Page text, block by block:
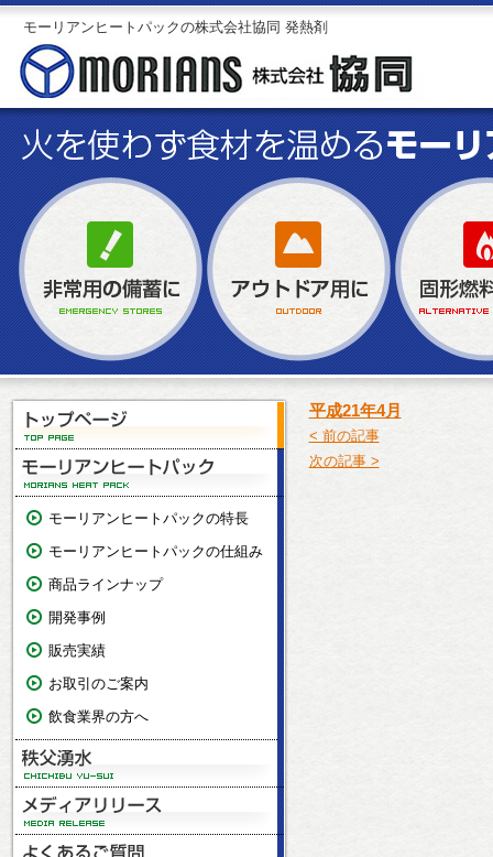
モーリアンヒートパックの株式会社協同 発熱剤
モーリアンヒートパックの特長
モーリアンヒートパックの仕組み
商品ラインナップ
開発事例
販売実績
お取引のご案内
飲食業界の方へ
平成21年4月
< 前の記事
次の記事 >